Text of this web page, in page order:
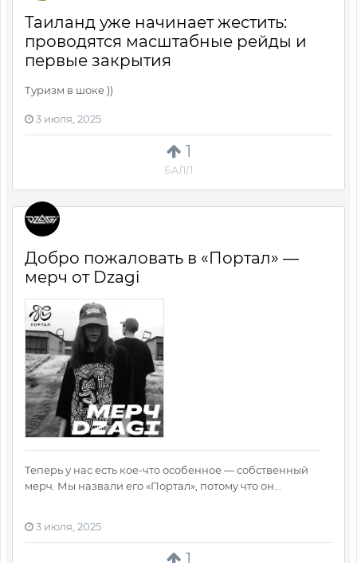
1
БАЛЛ
Таиланд уже начинает жестить:
проводятся масштабные рейды и
первые закрытия
Туризм в шоке ))
3 июля, 2025
1
Добро пожаловать в «Портал» —
мерч от Dzagi
Теперь у нас есть кое-что особенное — собственный
мерч. Мы назвали его «Портал», потому что он...
3 июля, 2025